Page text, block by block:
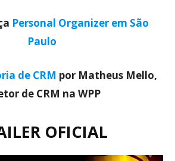
Personal Organizer em São
Paulo
de CRM por Matheus Mello,
de CRM na WPP
OFICIAL